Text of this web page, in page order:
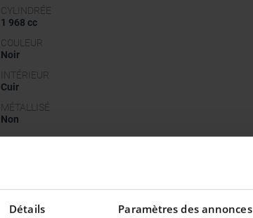
Détails Paramètres des annonces
CYLINDRÉE
1 968 cc
COULEUR
Noir
INTÉRIEUR
Cuir
MÉTALLISÉ
Non